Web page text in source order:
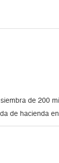
de 200
de hacienda